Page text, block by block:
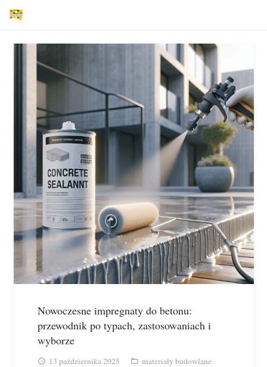
Nowoczesne impregnaty do betonu:
przewodnik po typach, zastosowaniach i
wyborze
access_time 13 października 2025 folder_open materiały budowlane